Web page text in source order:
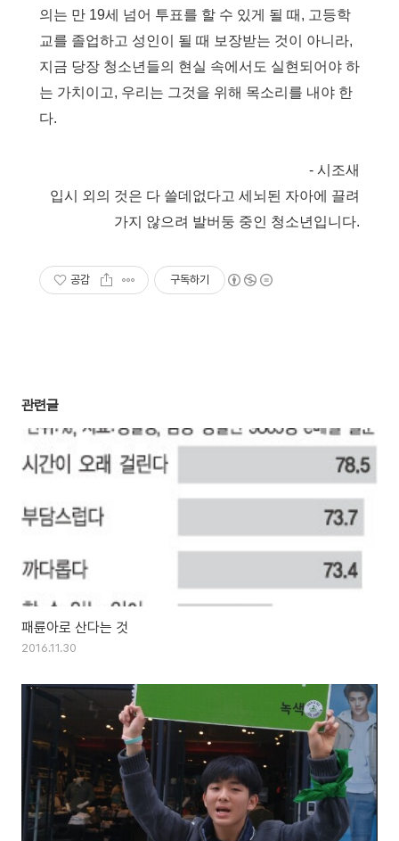
의는 만 19세 넘어 투표를 할 수 있게 될 때 , 고등학
교를 졸업하고 성인이 될 때 보장받는 것이 아니라,
지금 당장 청소년들의 현실 속에서도 실현되어야 하
는 가치이고, 우리는 그것을 위해 목소리를 내야 한
다.
- 시조새
입시 외의 것은 다 쓸데없다고 세뇌된 자아에 끌려
가지 않으려 발버둥 중인 청소년입니다.
공감 구독하기
관련글
패륜아로 산다는 것
2016.11.30